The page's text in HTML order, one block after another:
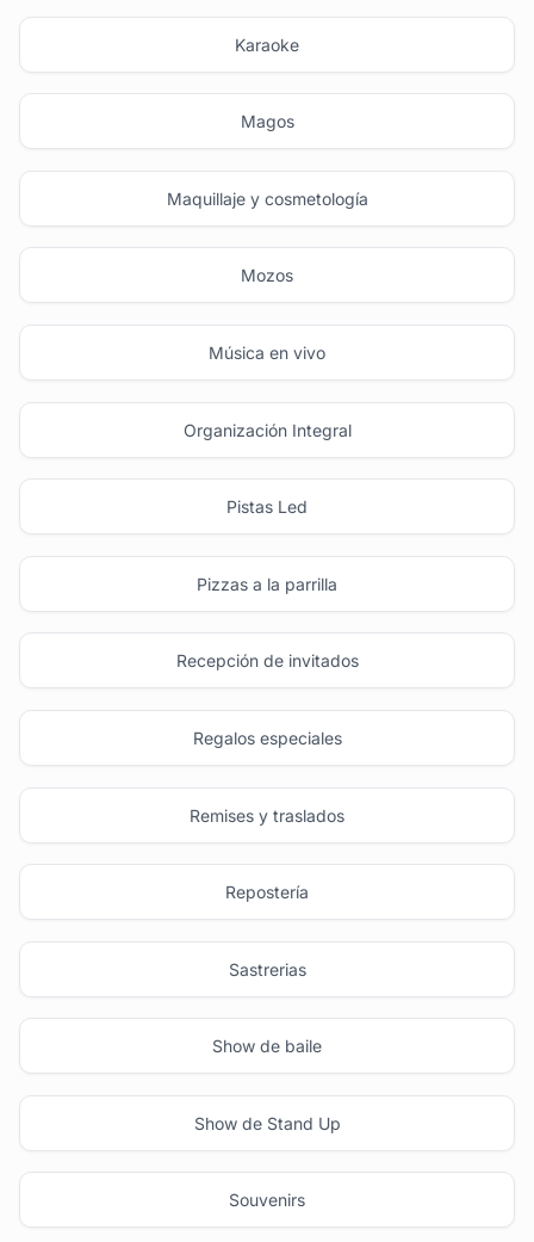
Karaoke
Magos
Maquillaje y cosmetología
Mozos
Música en vivo
Organización Integral
Pistas Led
Pizzas a la parrilla
Recepción de invitados
Regalos especiales
Remises y traslados
Repostería
Sastrerias
Show de baile
Show de Stand Up
Souvenirs